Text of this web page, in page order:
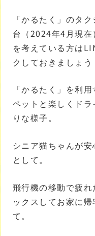
「かるたく」のタ
台（2024年4月現
を考えている方は
クしておきましょう
「かるたく」を利
ペットと楽しくド
りな様子。
シニア猫ちゃんが
として。
飛行機の移動で疲
ックスしてお家に
て。